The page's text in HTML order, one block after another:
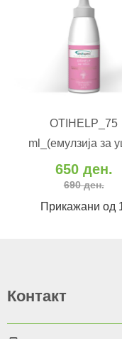
OTIHELP_75
ml_(емулзија за
650 ден.
690 ден.
Додај во желби
Додај за
Прикажани од
Контакт